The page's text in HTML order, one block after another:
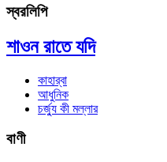
স্বরলিপি
শাওন রাতে যদি
কাহার্‌বা
আধুনিক
চর্জ্যু কী মল্লার
বাণী